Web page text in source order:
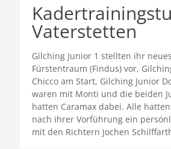
Vaterstetten
Gilching Junior 1 stellten ihr
Fürstentraum (Findus) vor,
Chicco am Start, Gilching Junior
waren mit Monti und die beiden
hatten Caramax dabei. Alle
nach ihrer Vorführung ein
mit den Richtern Jochen